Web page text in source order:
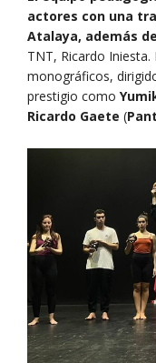
actores con una
Atalaya, además
TNT, Ricardo
monográficos,
prestigio como
Ricardo Gaete (